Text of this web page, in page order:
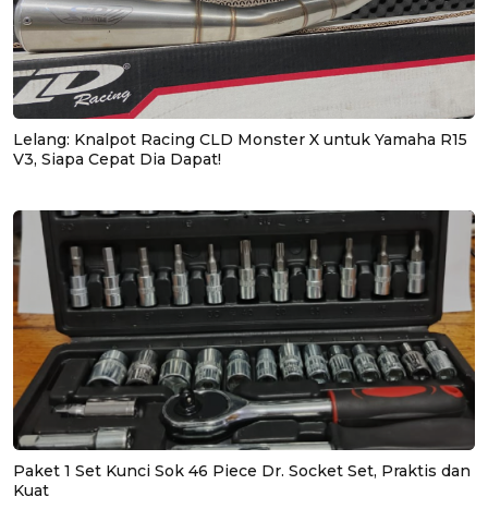
Lelang: Knalpot Racing CLD Monster X untuk Yamaha R15
V3, Siapa Cepat Dia Dapat!
Paket 1 Set Kunci Sok 46 Piece Dr. Socket Set, Praktis dan
Kuat